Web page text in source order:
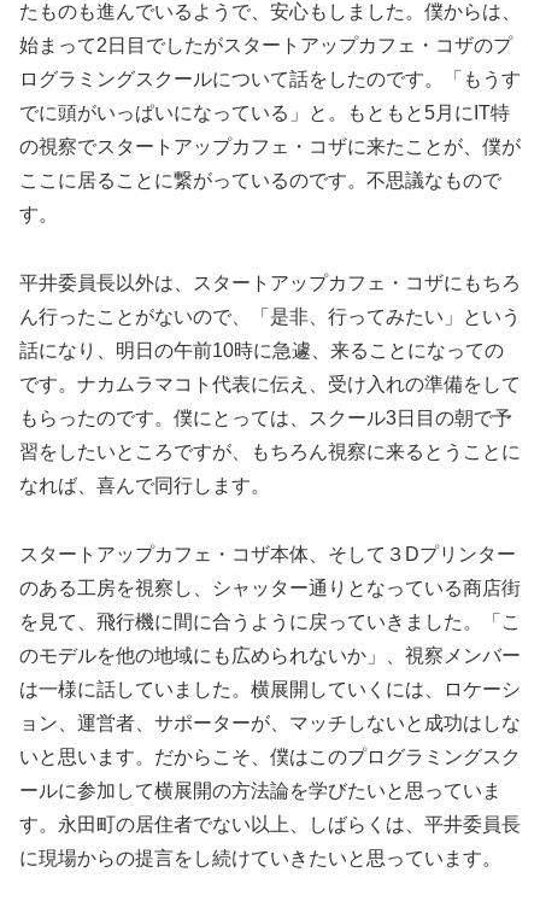
たものも進んでいるようで、安心もしました。僕からは、
始まって2日目でしたがスタートアップカフェ・コザのプ
ログラミングスクールについて話をしたのです。「もうす
でに頭がいっぱいになっている」と。もともと5月にIT特
の視察でスタートアップカフェ・コザに来たことが、僕が
ここに居ることに繋がっているのです。不思議なもので
す。
平井委員長以外は、スタートアップカフェ・コザにもちろ
ん行ったことがないので、「是非、行ってみたい」という
話になり、明日の午前10時に急遽、来ることになっての
です。ナカムラマコト代表に伝え、受け入れの準備をして
もらったのです。僕にとっては、スクール3日目の朝で予
習をしたいところですが、もちろん視察に来るとうことに
なれば、喜んで同行します。
スタートアップカフェ・コザ本体、そして３Dプリンター
のある工房を視察し、シャッター通りとなっている商店街
を見て、飛行機に間に合うように戻っていきました。「こ
のモデルを他の地域にも広められないか」、視察メンバー
は一様に話していました。横展開していくには、ロケーシ
ョン、運営者、サポーターが、マッチしないと成功はしな
いと思います。だからこそ、僕はこのプログラミングスク
ールに参加して横展開の方法論を学びたいと思っていま
す。永田町の居住者でない以上、しばらくは、平井委員長
に現場からの提言をし続けていきたいと思っています。